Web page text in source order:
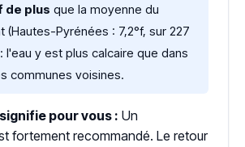
de plus que la moyenne du
(Hautes-Pyrénées : 7,2°f, sur 227
l'eau y est plus calcaire que dans
communes voisines.
pour vous : Un
fortement recommandé. Le retour